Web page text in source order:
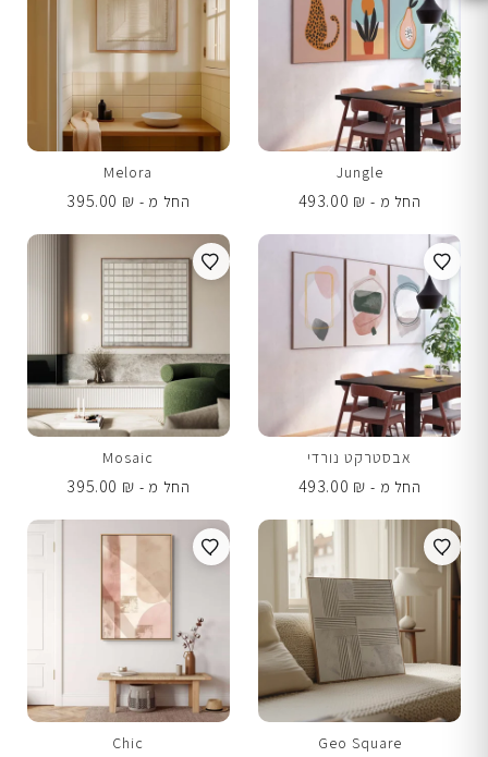
Jungle
החל מ -
493.00 ₪
Melora
החל מ -
395.00 ₪
אבסטרקט נורדי
החל מ -
493.00 ₪
Mosaic
החל מ -
395.00 ₪
Geo Square
Chic